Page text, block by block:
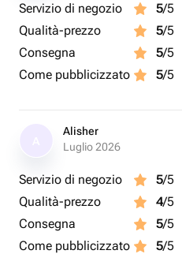
Servizio di negozio 5/5
Qualità-prezzo
5/5
Consegna
5/5
Come pubblicizzato
5/5
Alisher
Luglio 2026
Servizio di negozio 5/5
Qualità-prezzo
4/5
Consegna
5/5
Come pubblicizzato
5/5